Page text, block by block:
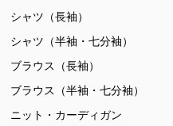
シャツ（長袖）
シャツ（半袖・七分袖）
ブラウス（長袖）
ブラウス（半袖・七分袖）
ニット・カーディガン